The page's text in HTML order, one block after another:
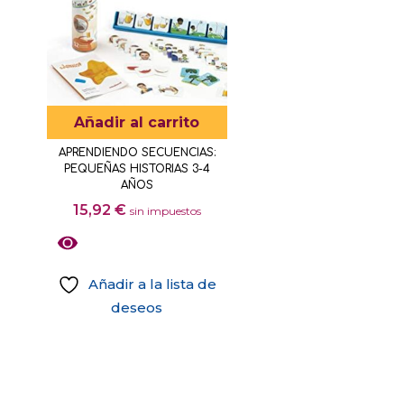
Añadir al carrito
APRENDIENDO SECUENCIAS:
PEQUEÑAS HISTORIAS 3-4
AÑOS
15,92 € sin impuestos
Añadir a la lista de
deseos